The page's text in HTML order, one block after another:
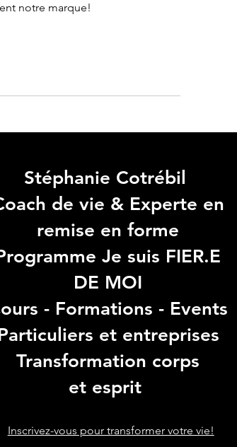
notre marque!
Stéphanie Cotrébil
de vie & Experte en
remise en forme
Je suis FIER.E
DE MOI
- Formations - Events
et entreprises
Transformation corps
et esprit
Inscrivez-vous pour transformer votre vie!